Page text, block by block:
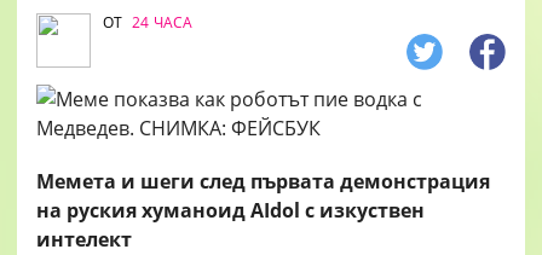
ОТ 24 ЧАСА
Мемета и шеги след първата демонстрация
на руския хуманоид AIdol с изкуствен
интелект